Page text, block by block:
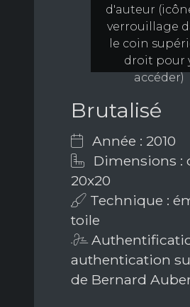
d'auteur
verrouillage
le coin
droit pour
accéder)
Brutalisé
Année : 2010
Dimensions :
20x20
Technique :
toile
authentication
de Bernard